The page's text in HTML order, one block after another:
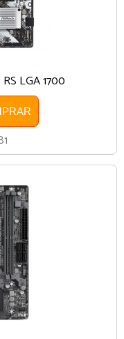
LGA 1700